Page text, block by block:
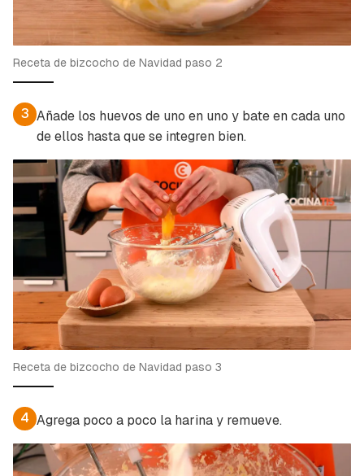
Receta de bizcocho de Navidad paso 2
3 Añade los huevos de uno en uno y bate en cada uno
de ellos hasta que se integren bien.
Receta de bizcocho de Navidad paso 3
4 Agrega poco a poco la harina y remueve.